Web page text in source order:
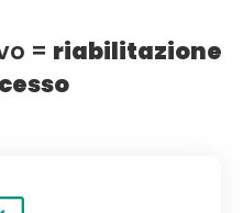
= riabilitazione